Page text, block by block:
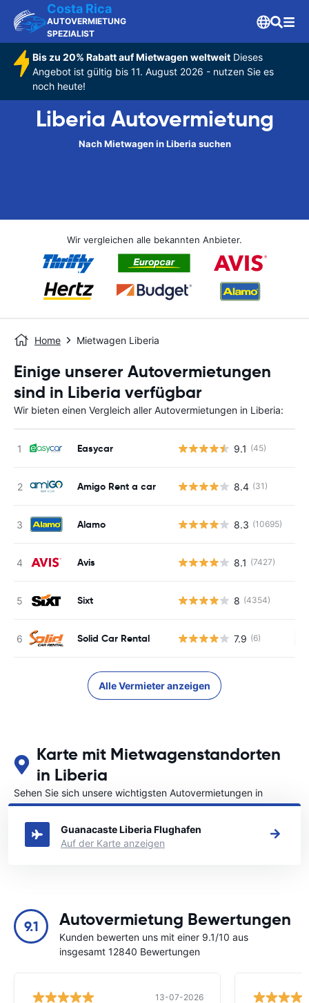
Costa Rica
AUTOVERMIETUNG
SPEZIALIST
Bis zu 20% Rabatt auf Mietwagen weltweitDieses
Angebot ist gültig bis 11. August 2026 - nutzen Sie es
noch heute!
Liberia Autovermietung
Nach Mietwagen in Liberia suchen
Wir vergleichen alle bekannten Anbieter.
Home Mietwagen Liberia
Einige unserer Autovermietungen
sind in Liberia verfügbar
Wir bieten einen Vergleich aller Autovermietungen in Liberia:
Easycar 9.1 (45)
Amigo Rent a car 8.4 (31)
Alamo 8.3 (10695)
Avis 8.1 (7427)
Sixt 8 (4354)
Solid Car Rental 7.9 (6)
Alle Vermieter anzeigen
Karte mit Mietwagenstandorten
in Liberia
Sehen Sie sich unsere wichtigsten Autovermietungen in
Liberia an
Guanacaste Liberia Flughafen
Auf der Karte anzeigen
9.1 Autovermietung Bewertungen
Kunden bewerten uns mit einer 9.1/10 aus
insgesamt 12840 Bewertungen
13-07-2026